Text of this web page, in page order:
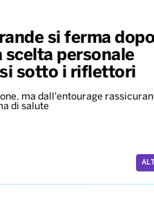
si ferma dopo
scelta personale
sotto i riflettori
ma dall'entourage
di salute